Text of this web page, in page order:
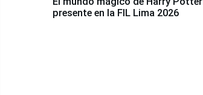
presente en la FIL Lima 2026